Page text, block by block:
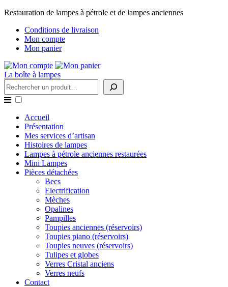
Restauration de lampes à pétrole et de lampes anciennes
Conditions de livraison
Mon compte
Mon panier
La boîte à lampes
Rechercher
Accueil
Présentation
Mes services d’artisan
Histoires de lampes
Lampes à pétrole anciennes restaurées
Mini Lampes
Pièces détachées
Becs
Electrification
Mèches
Opalines
Pampilles
Toupies anciennes (réservoirs)
Toupies piano (réservoirs)
Toupies neuves (réservoirs)
Tulipes et globes
Verres Cristal anciens
Verres neufs
Contact